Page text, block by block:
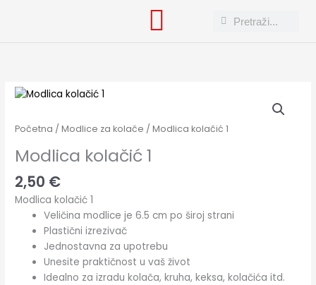
Search
Search
Početna /Modlice za kolače / Modlica kolačić 1
Modlica kolačić 1
2,50 €
Modlica kolačić 1
Veličina modlice je 6.5 cm po široj strani
Plastični izrezivač
Jednostavna za upotrebu
Unesite praktičnost u vaš život
Idealno za izradu kolača, kruha, keksa, kolačića itd.
Modlica
1